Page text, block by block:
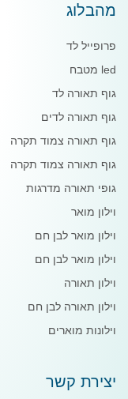
מהבלוג
פרופייל לד
led מטבח
גוף תאורה לד
גוף תאורה לדים
גוף תאורה צמוד תקרה
גוף תאורה צמוד תקרה
גופי תאורה מדרגות
וילון מואר
וילון מואר לבן חם
וילון מואר לבן חם
וילון תאורה
וילון תאורה לבן חם
וילונות מוארים
יצירת קשר